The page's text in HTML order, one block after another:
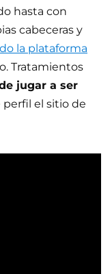
hasta con
cabeceras y
la plataforma
Tratamientos
jugar a ser
el sitio de